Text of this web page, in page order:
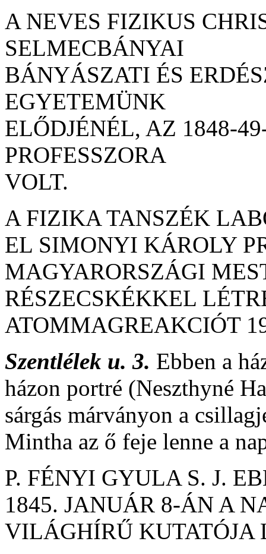
A NEVES FIZIKUS
SELMECBÁNYAI
BÁNYÁSZATI ÉS
EGYETEMÜNK
ELŐDJÉNÉL, AZ 1848-
PROFESSZORA
VOLT.
A FIZIKA TANSZÉK
EL SIMONYI KÁROLY
MAGYARORSZÁGI
RÉSZECSKÉKKEL
ATOMMAGREAKCIÓT
Szentlélek u. 3. Ebben a
házon portré (Neszthyné
sárgás márványon a
Mintha az ő feje lenne a
P. FÉNYI GYULA S. J.
1845. JANUÁR 8-ÁN A
VILÁGHÍRŰ KUTATÓJA